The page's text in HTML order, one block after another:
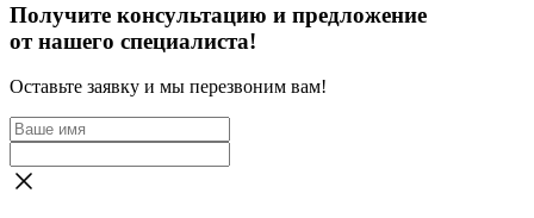
Получите консультацию и предложение
от нашего специалиста!
Оставьте заявку и мы перезвоним вам!